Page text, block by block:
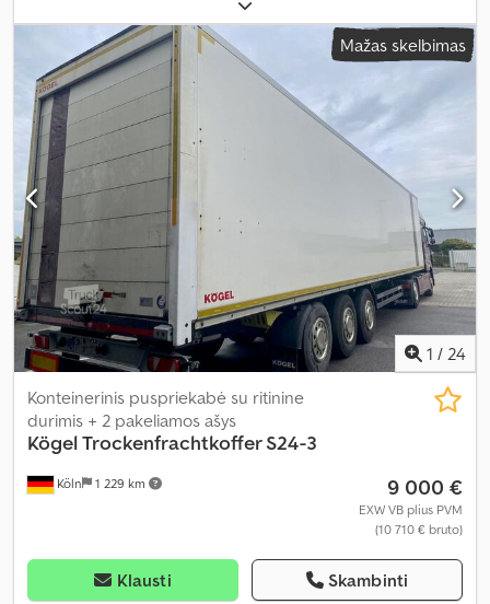
Mažas skelbimas
1 / 24
Köln 1 229 km
Konteinerinis puspriekabė su ritinine
durimis + 2 pakeliamos ašys
KögelTrockenfrachtkoffer S24-3
9 000 €
EXW VB plius PVM
(10 710 € bruto)
Klausti Skambinti